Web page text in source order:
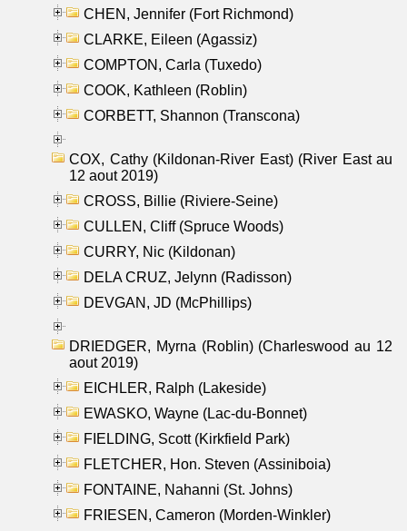
CHEN, Jennifer (Fort Richmond)
CLARKE, Eileen (Agassiz)
COMPTON, Carla (Tuxedo)
COOK, Kathleen (Roblin)
CORBETT, Shannon (Transcona)
COX, Cathy (Kildonan-River East) (River East au
12 aout 2019)
CROSS, Billie (Riviere-Seine)
CULLEN, Cliff (Spruce Woods)
CURRY, Nic (Kildonan)
DELA CRUZ, Jelynn (Radisson)
DEVGAN, JD (McPhillips)
DRIEDGER, Myrna (Roblin) (Charleswood au 12
aout 2019)
EICHLER, Ralph (Lakeside)
EWASKO, Wayne (Lac-du-Bonnet)
FIELDING, Scott (Kirkfield Park)
FLETCHER, Hon. Steven (Assiniboia)
FONTAINE, Nahanni (St. Johns)
FRIESEN, Cameron (Morden-Winkler)